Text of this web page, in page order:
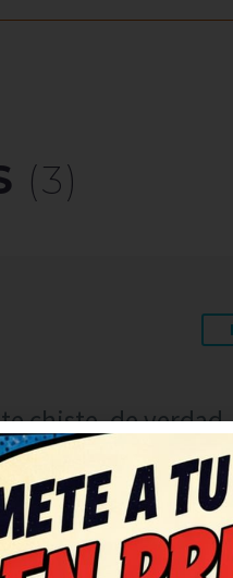
(3)
chiste, de
este. Humor del